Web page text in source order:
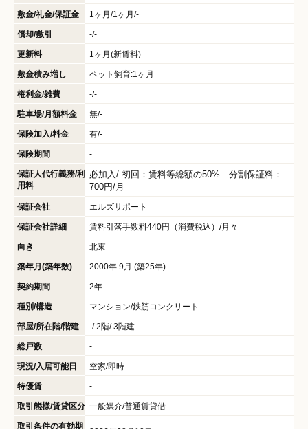
敷金/礼金/保証金 1ヶ月/1ヶ月/-
償却/敷引 -/-
更新料 1ヶ月(新賃料)
敷金積み増し ペット飼育:1ヶ月
権利金/雑費 -/-
駐車場/月額料金 無/-
保険加入/料金 有/-
保険期間 -
保証人代行義務/利
用料
必加入/ 初回：賃料等総額の50% 分割保証料：
700円/月
保証会社 エルズサポート
保証会社詳細 賃料引落手数料440円（消費税込）/月々
向き 北東
築年月(築年数) 2000年 9月 (築25年)
契約期間 2年
種別/構造 マンション/鉄筋コンクリート
部屋/所在階/階建 -/ 2階/ 3階建
総戸数 -
現況/入居可能日 空家/即時
特優賃 -
取引態様/賃貸区分 一般媒介/普通賃貸借
取引条件の有効期